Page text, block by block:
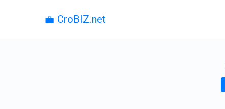
💼 CroBIZ.net